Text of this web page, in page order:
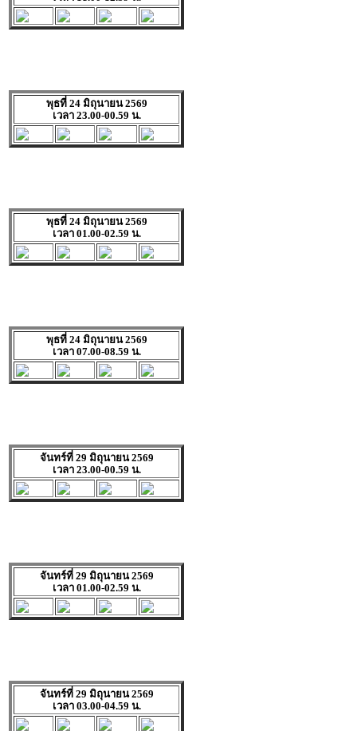
พุธที่ 24 มิถุนายน 2569
เวลา 23.00-00.59 น.
พุธที่ 24 มิถุนายน 2569
เวลา 01.00-02.59 น.
พุธที่ 24 มิถุนายน 2569
เวลา 07.00-08.59 น.
จันทร์ที่ 29 มิถุนายน 2569
เวลา 23.00-00.59 น.
จันทร์ที่ 29 มิถุนายน 2569
เวลา 01.00-02.59 น.
จันทร์ที่ 29 มิถุนายน 2569
เวลา 03.00-04.59 น.